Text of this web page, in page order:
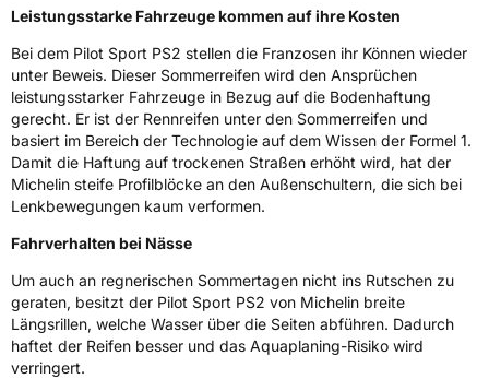
Weitere Eigenschaften
SchlauchtypTL
ZustandNeureifen
FelgenschutzFSL
Empfohlen für Porsche N3
EffizienzD
NasshaftungB
Leistungsstarke Fahrzeuge kommen auf ihre Kosten
Bei dem Pilot Sport PS2 stellen die Franzosen ihr Können wieder
unter Beweis. Dieser Sommerreifen wird den Ansprüchen
leistungsstarker Fahrzeuge in Bezug auf die Bodenhaftung
gerecht. Er ist der Rennreifen unter den Sommerreifen und
basiert im Bereich der Technologie auf dem Wissen der Formel 1.
Damit die Haftung auf trockenen Straßen erhöht wird, hat der
Michelin steife Profilblöcke an den Außenschultern, die sich bei
Lenkbewegungen kaum verformen.
Fahrverhalten bei Nässe
Um auch an regnerischen Sommertagen nicht ins Rutschen zu
geraten, besitzt der Pilot Sport PS2 von Michelin breite
Längsrillen, welche Wasser über die Seiten abführen. Dadurch
haftet der Reifen besser und das Aquaplaning-Risiko wird
verringert.